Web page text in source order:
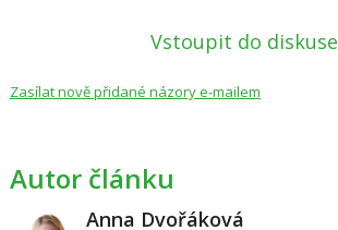
Vstoupit do diskuse
Zasílat nově přidané názory e-mailem
Autor článku
Anna Dvořáková